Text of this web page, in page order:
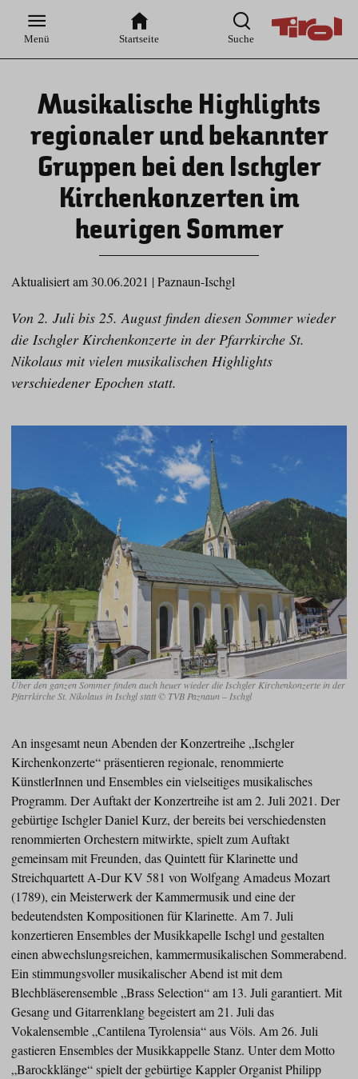
Hauptnavigation
Inhaltsbereich
Menü Startseite Suche
Musikalische Highlights
regionaler und bekannter
Gruppen bei den Ischgler
Kirchenkonzerten im
heurigen Sommer
Aktualisiert am 30.06.2021 | Paznaun-Ischgl
Von 2. Juli bis 25. August finden diesen Sommer wieder
die Ischgler Kirchenkonzerte in der Pfarrkirche St.
Nikolaus mit vielen musikalischen Highlights
verschiedener Epochen statt.
Über den ganzen Sommer finden auch heuer wieder die Ischgler Kirchenkonzerte in der
Pfarrkirche St. Nikolaus in Ischgl statt © TVB Paznaun – Ischgl
An insgesamt neun Abenden der Konzertreihe „Ischgler
Kirchenkonzerte“ präsentieren regionale, renommierte
KünstlerInnen und Ensembles ein vielseitiges musikalisches
Programm. Der Auftakt der Konzertreihe ist am 2. Juli 2021. Der
gebürtige Ischgler Daniel Kurz, der bereits bei verschiedensten
renommierten Orchestern mitwirkte, spielt zum Auftakt
gemeinsam mit Freunden, das Quintett für Klarinette und
Streichquartett A-Dur KV 581 von Wolfgang Amadeus Mozart
(1789), ein Meisterwerk der Kammermusik und eine der
bedeutendsten Kompositionen für Klarinette. Am 7. Juli
konzertieren Ensembles der Musikkapelle Ischgl und gestalten
einen abwechslungsreichen, kammermusikalischen Sommerabend.
Ein stimmungsvoller musikalischer Abend ist mit dem
Blechbläserensemble „Brass Selection“ am 13. Juli garantiert. Mit
Gesang und Gitarrenklang begeistert am 21. Juli das
Vokalensemble „Cantilena Tyrolensia“ aus Völs. Am 26. Juli
gastieren Ensembles der Musikkappelle Stanz. Unter dem Motto
„Barockklänge“ spielt der gebürtige Kappler Organist Philipp